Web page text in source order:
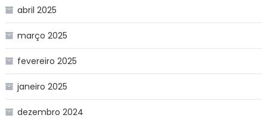
abril 2025
março 2025
fevereiro 2025
janeiro 2025
dezembro 2024